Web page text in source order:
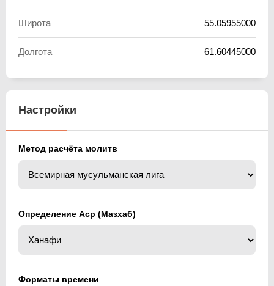
Широта 55.05955000
Долгота 61.60445000
Настройки
Метод расчёта молитв
Определение Аср (Мазхаб)
Форматы времени